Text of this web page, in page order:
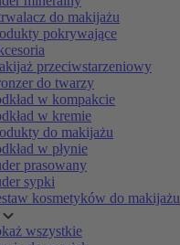
do makijażu
pokrywające
przeciwstarzeniowy
do twarzy
w kompakcie
w kremie
do makijażu
w płynie
prasowany
sypki
kosmetyków do makijażu
wszystkie